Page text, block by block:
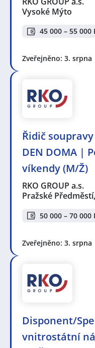
Vysoké Mýto
45 000 – 55 000
Zveřejněno: 3. srpna
Řidič soupravy
DEN DOMA |
víkendy (M/Ž)
RKO GROUP a.s.
Pražské
50 000 – 70 000
Zveřejněno: 3. srpna
Disponent/
vnitrostátní